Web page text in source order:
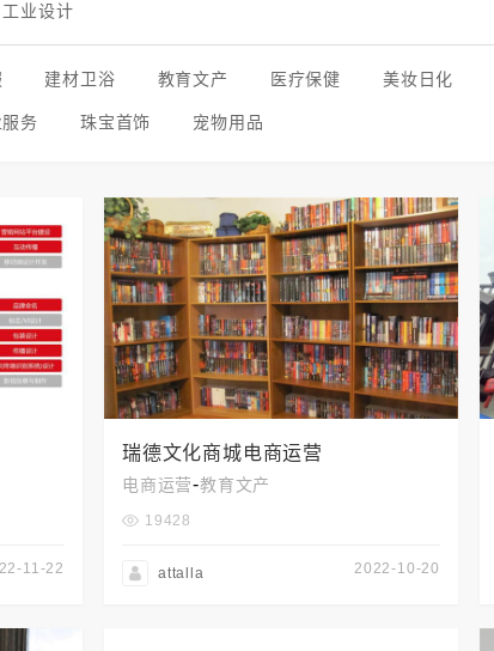
工业设计
建材卫浴 教育文产 医疗保健 美妆日化
务 珠宝首饰 宠物用品
11-22
瑞德文化商城电商运营
电商运营-教育文产
19428
attalla 2022-10-20